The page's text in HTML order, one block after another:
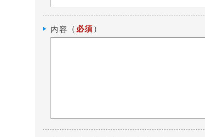
内容 （ 必須 ）